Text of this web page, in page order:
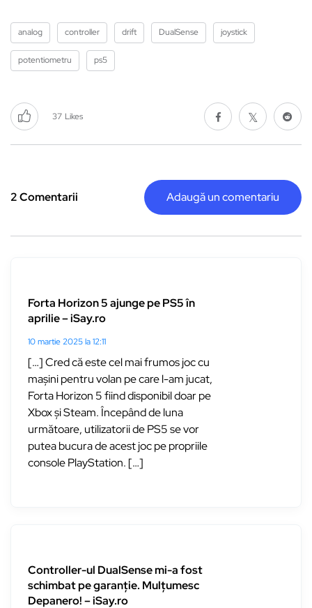
analog controller drift DualSense joystick
potentiometru ps5
37 Likes
2 Comentarii Adaugă un comentariu
Forta Horizon 5 ajunge pe PS5 în
aprilie – iSay.ro
10 martie 2025 la 12:11
[…] Cred că este cel mai frumos joc cu
mașini pentru volan pe care l-am jucat,
Forta Horizon 5 fiind disponibil doar pe
Xbox și Steam. Începând de luna
următoare, utilizatorii de PS5 se vor
putea bucura de acest joc pe propriile
console PlayStation. […]
Controller-ul DualSense mi-a fost
schimbat pe garanție. Mulțumesc
Depanero! – iSay.ro